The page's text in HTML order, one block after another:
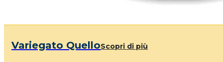
Variegato QuelloScopri di più